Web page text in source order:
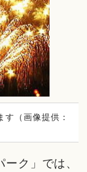
（画像提供：
ク」では、